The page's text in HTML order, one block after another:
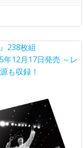
238枚組
年12月17日発売 ～レ
も収録！